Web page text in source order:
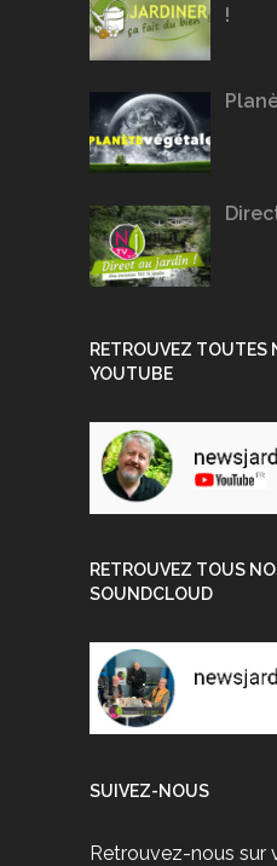
!
RETROUVEZ TOUTES
YOUTUBE
RETROUVEZ TOUS
SOUNDCLOUD
SUIVEZ-NOUS
Retrouvez-nous sur